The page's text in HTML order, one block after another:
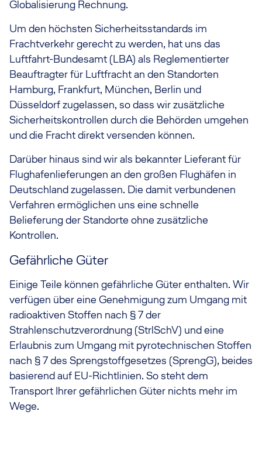
Globalisierung Rechnung.
Um den höchsten Sicherheitsstandards im
Frachtverkehr gerecht zu werden, hat uns das
Luftfahrt-Bundesamt (LBA) als Reglementierter
Beauftragter für Luftfracht an den Standorten
Hamburg, Frankfurt, München, Berlin und
Düsseldorf zugelassen, so dass wir zusätzliche
Sicherheitskontrollen durch die Behörden umgehen
und die Fracht direkt versenden können.
Darüber hinaus sind wir als bekannter Lieferant für
Flughafenlieferungen an den großen Flughäfen in
Deutschland zugelassen. Die damit verbundenen
Verfahren ermöglichen uns eine schnelle
Belieferung der Standorte ohne zusätzliche
Kontrollen.
Gefährliche Güter
Einige Teile können gefährliche Güter enthalten. Wir
verfügen über eine Genehmigung zum Umgang mit
radioaktiven Stoffen nach § 7 der
Strahlenschutzverordnung (StrlSchV) und eine
Erlaubnis zum Umgang mit pyrotechnischen Stoffen
nach § 7 des Sprengstoffgesetzes (SprengG), beides
basierend auf EU-Richtlinien. So steht dem
Transport Ihrer gefährlichen Güter nichts mehr im
Wege.